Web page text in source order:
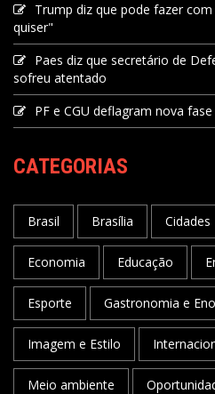
Trump diz que pode fazer
quiser"
Paes diz que secretário de
sofreu atentado
PF e CGU deflagram nova
CATEGORIAS
Brasil Brasília Cidades
Economia Educação
Esporte Gastronomia e
Imagem e Estilo
Meio ambiente